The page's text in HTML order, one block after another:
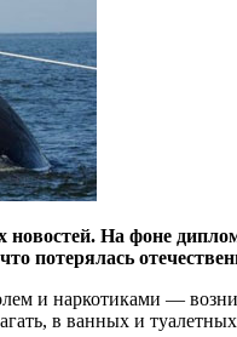
На фоне
потерялась
и наркотиками —
в ванных и